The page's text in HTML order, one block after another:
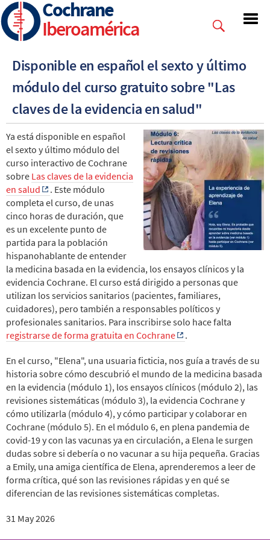
Skip
to
main
Cochrane
Iberoamérica
Disponible en español el sexto y último
módulo del curso gratuito sobre "Las
claves de la evidencia en salud"
Ya está disponible en español
el sexto y último módulo del
curso interactivo de Cochrane
sobre Las claves de la evidencia
en salud
. Este módulo
completa el curso, de unas
cinco horas de duración, que
es un excelente punto de
partida para la población
hispanohablante de entender
la medicina basada en la evidencia, los ensayos clínicos y la
evidencia Cochrane. El curso está dirigido a personas que
utilizan los servicios sanitarios (pacientes, familiares,
cuidadores), pero también a responsables políticos y
profesionales sanitarios. Para inscribirse solo hace falta
registrarse de forma gratuita en Cochrane
.
En el curso, "Elena", una usuaria ficticia, nos guía a través de su
historia sobre cómo descubrió el mundo de la medicina basada
en la evidencia (módulo 1), los ensayos clínicos (módulo 2), las
revisiones sistemáticas (módulo 3), la evidencia Cochrane y
cómo utilizarla (módulo 4), y cómo participar y colaborar en
Cochrane (módulo 5). En el módulo 6, en plena pandemia de
covid-19 y con las vacunas ya en circulación, a Elena le surgen
dudas sobre si debería o no vacunar a su hija pequeña. Gracias
a Emily, una amiga científica de Elena, aprenderemos a leer de
forma crítica, qué son las revisiones rápidas y en qué se
diferencian de las revisiones sistemáticas completas.
31 May 2026